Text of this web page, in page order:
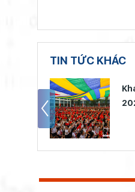
TIN TỨC KHÁC